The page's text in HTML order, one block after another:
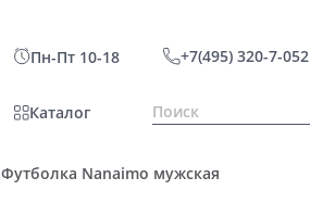
Пн-Пт 10-18 +7(495) 320-7-052
Каталог
Футболка Nanaimo мужская